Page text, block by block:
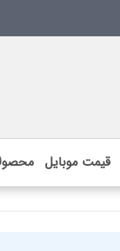
قیمت موبایل